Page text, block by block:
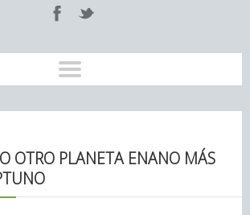
OTRO PLANETA ENANO MÁS